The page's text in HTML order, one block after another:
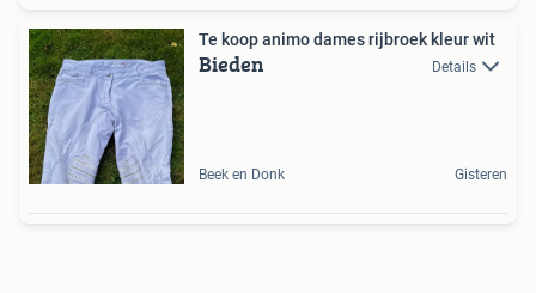
Te koop animo dames rijbroek kleur wit
Bieden Details
Beek en Donk Gisteren